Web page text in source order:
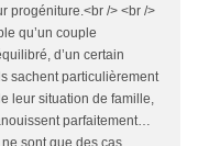
progéniture.<br /> <br />
qu’un couple
d’un certain
sachent particulièrement
leur situation de famille,
parfaitement…
sont que des cas